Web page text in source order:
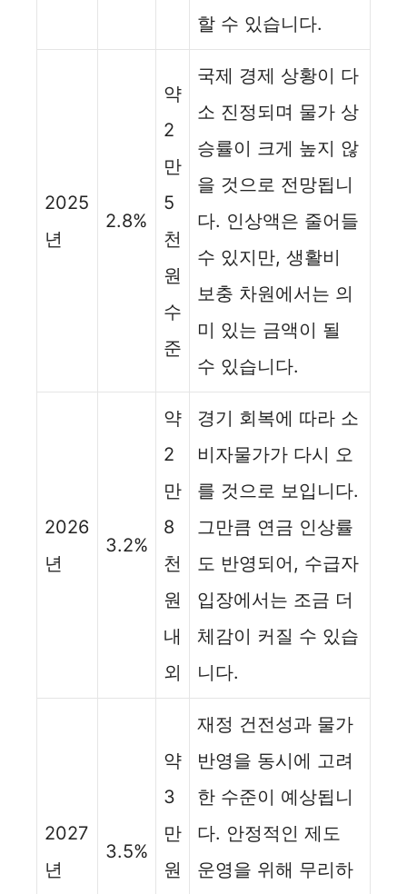
할 수 있습니다.
2025
년
2.8%
약
2
만
5
천
원
수
준
국제 경제 상황이 다
소 진정되며 물가 상
승률이 크게 높지 않
을 것으로 전망됩니
다. 인상액은 줄어들
수 있지만, 생활비
보충 차원에서는 의
미 있는 금액이 될
수 있습니다.
2026
년
3.2%
약
2
만
8
천
원
내
외
경기 회복에 따라 소
비자물가가 다시 오
를 것으로 보입니다.
그만큼 연금 인상률
도 반영되어, 수급자
입장에서는 조금 더
체감이 커질 수 있습
니다.
2027
년
3.5%
약
3
만
원
재정 건전성과 물가
반영을 동시에 고려
한 수준이 예상됩니
다. 안정적인 제도
운영을 위해 무리하